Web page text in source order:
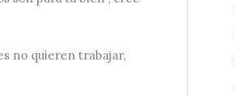
no quieren trabajar,